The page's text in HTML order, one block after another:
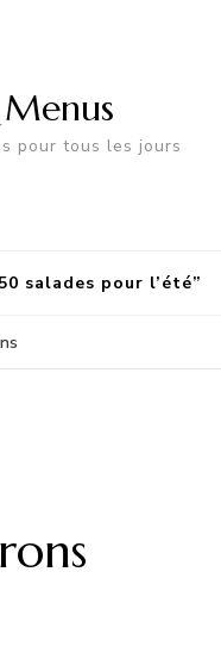
pour tous les jours
salades pour l’été”